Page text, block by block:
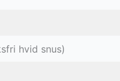
hvid snus)